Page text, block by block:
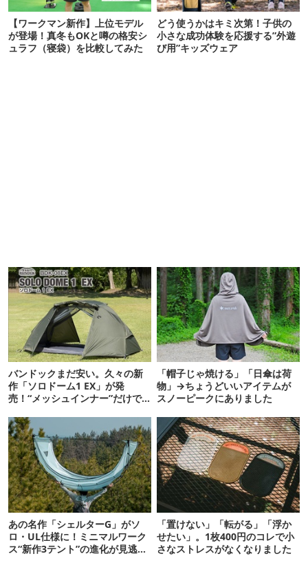
【ワークマン新作】上位モデル
が登場！真冬もOKと噂の格安シ
ュラフ（寝袋）を比較してみた
どう使うかはキミ次第！子供の
小さな成功体験を応援する”外遊
び用”キッズウェア
バンドックまだ安い。久々の新
作「ソロドーム1 EX」が発
売！“メッシュインナー”だけで
「帽子じゃ焼ける」「日傘は荷
物」→ちょうどいいアイテムが
スノーピークにありました
あの名作「シェルターG」がソ
ロ・UL仕様に！ミニマルワーク
ス“新作3テント”の進化が見逃せ
「置けない」「転がる」「浮か
せたい」。1枚400円のコレで小
さなストレスがなくなりました